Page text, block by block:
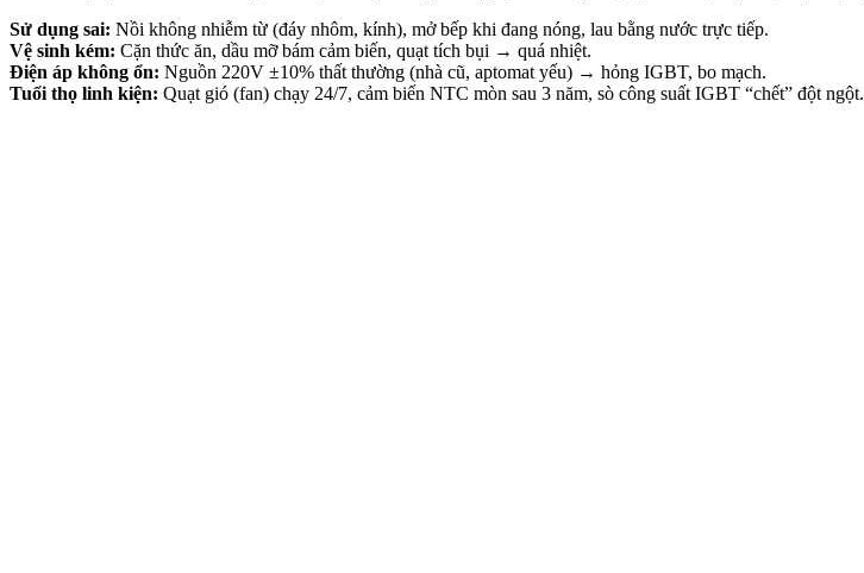
Sử dụng sai: Nồi không nhiễm từ (đáy nhôm, kính), mở bếp khi đang nóng, lau bằng nước trực tiếp.
Vệ sinh kém: Cặn thức ăn, dầu mỡ bám cảm biến, quạt tích bụi → quá nhiệt.
Điện áp không ổn: Nguồn 220V ±10% thất thường (nhà cũ, aptomat yếu) → hỏng IGBT, bo mạch.
Tuổi thọ linh kiện: Quạt gió (fan) chạy 24/7, cảm biến NTC mòn sau 3 năm, sò công suất IGBT “chết” đột ngột.